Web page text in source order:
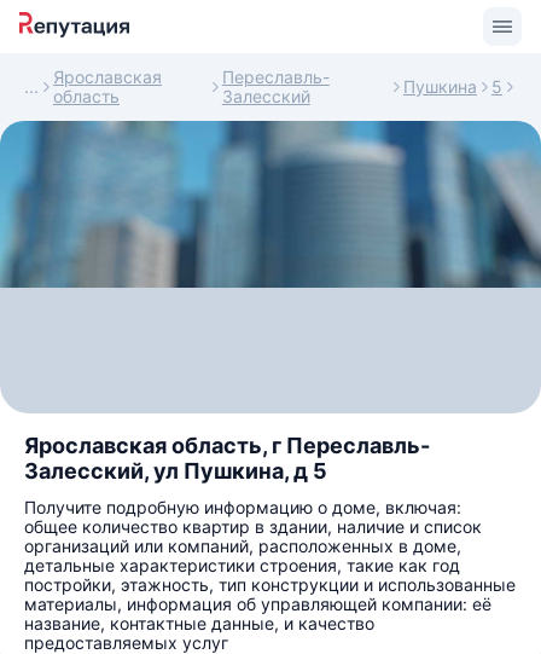
Ярославская
область
Переславль-
Залесский
Пушкина 5
Ярославская область, г Переславль-
Залесский, ул Пушкина, д 5
Получите подробную информацию о доме, включая:
общее количество квартир в здании, наличие и список
организаций или компаний, расположенных в доме,
детальные характеристики строения, такие как год
постройки, этажность, тип конструкции и использованные
материалы, информация об управляющей компании: её
название, контактные данные, и качество
предоставляемых услуг